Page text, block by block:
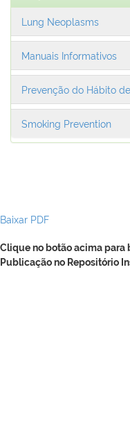
Lung Neoplasms
Manuais Informativos
Prevenção do Hábito
Smoking Prevention
Baixar PDF
Clique no botão acima para
Publicação no Repositório